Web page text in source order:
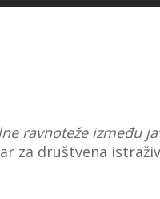
ravnoteže između
društvena